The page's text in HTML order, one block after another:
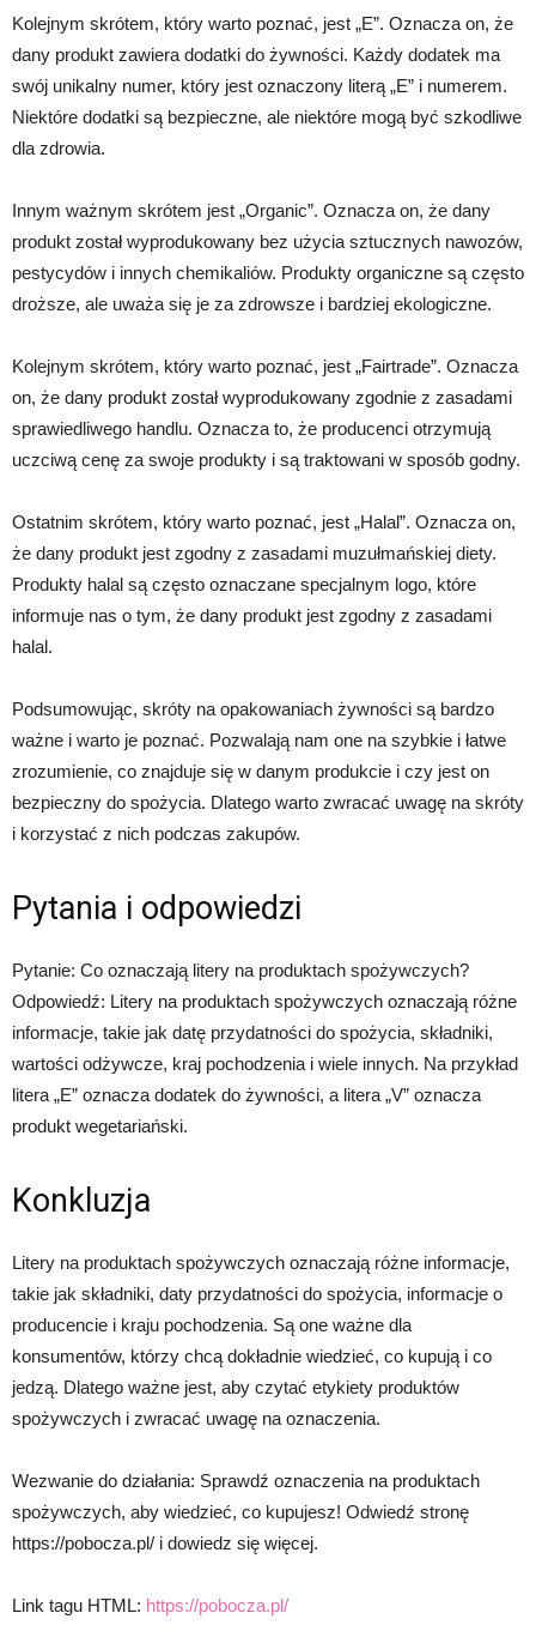
Kolejnym skrótem, który warto poznać, jest „E”. Oznacza on, że
dany produkt zawiera dodatki do żywności. Każdy dodatek ma
swój unikalny numer, który jest oznaczony literą „E” i numerem.
Niektóre dodatki są bezpieczne, ale niektóre mogą być szkodliwe
dla zdrowia.
Innym ważnym skrótem jest „Organic”. Oznacza on, że dany
produkt został wyprodukowany bez użycia sztucznych nawozów,
pestycydów i innych chemikaliów. Produkty organiczne są często
droższe, ale uważa się je za zdrowsze i bardziej ekologiczne.
Kolejnym skrótem, który warto poznać, jest „Fairtrade”. Oznacza
on, że dany produkt został wyprodukowany zgodnie z zasadami
sprawiedliwego handlu. Oznacza to, że producenci otrzymują
uczciwą cenę za swoje produkty i są traktowani w sposób godny.
Ostatnim skrótem, który warto poznać, jest „Halal”. Oznacza on,
że dany produkt jest zgodny z zasadami muzułmańskiej diety.
Produkty halal są często oznaczane specjalnym logo, które
informuje nas o tym, że dany produkt jest zgodny z zasadami
halal.
Podsumowując, skróty na opakowaniach żywności są bardzo
ważne i warto je poznać. Pozwalają nam one na szybkie i łatwe
zrozumienie, co znajduje się w danym produkcie i czy jest on
bezpieczny do spożycia. Dlatego warto zwracać uwagę na skróty
i korzystać z nich podczas zakupów.
Pytania i odpowiedzi
Pytanie: Co oznaczają litery na produktach spożywczych?
Odpowiedź: Litery na produktach spożywczych oznaczają różne
informacje, takie jak datę przydatności do spożycia, składniki,
wartości odżywcze, kraj pochodzenia i wiele innych. Na przykład
litera „E” oznacza dodatek do żywności, a litera „V” oznacza
produkt wegetariański.
Konkluzja
Litery na produktach spożywczych oznaczają różne informacje,
takie jak składniki, daty przydatności do spożycia, informacje o
producencie i kraju pochodzenia. Są one ważne dla
konsumentów, którzy chcą dokładnie wiedzieć, co kupują i co
jedzą. Dlatego ważne jest, aby czytać etykiety produktów
spożywczych i zwracać uwagę na oznaczenia.
Wezwanie do działania: Sprawdź oznaczenia na produktach
spożywczych, aby wiedzieć, co kupujesz! Odwiedź stronę
https://pobocza.pl/ i dowiedz się więcej.
Link tagu HTML: https://pobocza.pl/